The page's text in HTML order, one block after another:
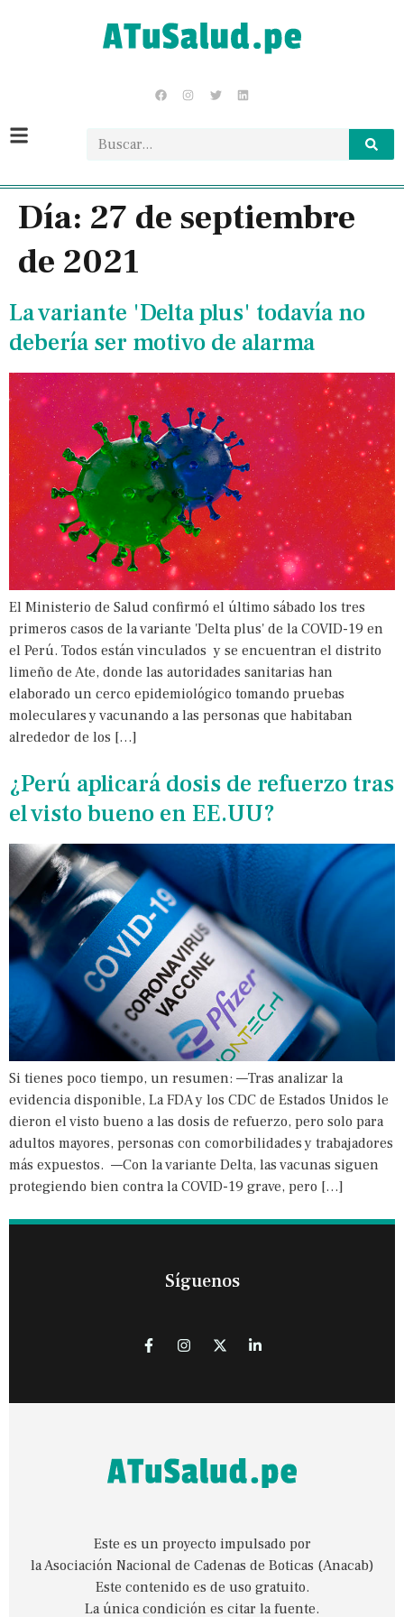
Día: 27 de septiembre
de 2021
La variante 'Delta plus' todavía no
debería ser motivo de alarma
El Ministerio de Salud confirmó el último sábado los tres
primeros casos de la variante 'Delta plus' de la COVID-19 en
el Perú. Todos están vinculados y se encuentran el distrito
limeño de Ate, donde las autoridades sanitarias han
elaborado un cerco epidemiológico tomando pruebas
moleculares y vacunando a las personas que habitaban
alrededor de los […]
¿Perú aplicará dosis de refuerzo tras
el visto bueno en EE.UU?
Si tienes poco tiempo, un resumen: —Tras analizar la
evidencia disponible, La FDA y los CDC de Estados Unidos le
dieron el visto bueno a las dosis de refuerzo, pero solo para
adultos mayores, personas con comorbilidades y trabajadores
más expuestos. —Con la variante Delta, las vacunas siguen
protegiendo bien contra la COVID-19 grave, pero […]
Síguenos
Este es un proyecto impulsado por
la Asociación Nacional de Cadenas de Boticas (Anacab)
Este contenido es de uso gratuito.
La única condición es citar la fuente.